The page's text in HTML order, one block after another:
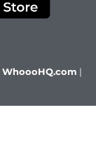
WhoooHQ.com |